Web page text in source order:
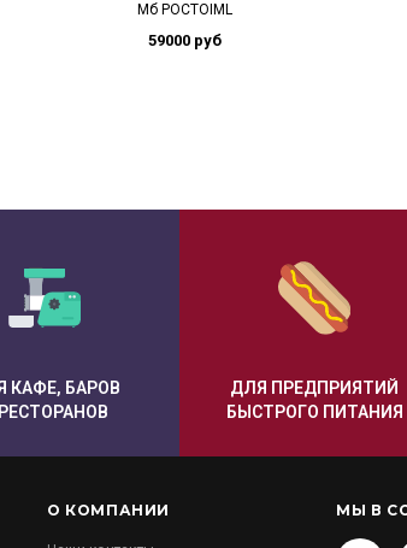
Мб РОСТOIML
59000 руб
КАФЕ, БАРОВ
ДЛЯ ПРЕДПРИЯТИЙ
БЫСТРОГО ПИТАНИЯ
О КОМПАНИИ МЫ В